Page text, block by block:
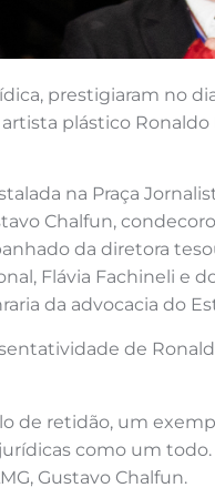
prestigiaram no
plástico Ronaldo
na Praça
Chalfun,
da diretora
Flávia Fachineli e
da advocacia do
de
de retidão, um
como um
Gustavo Chalfun.